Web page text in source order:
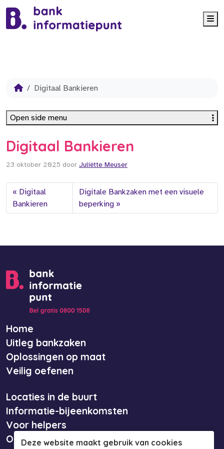
Digitaal Bankieren
Digitaal Bankieren
23 oktober 2025 door Juliëtte Meuser
Digitaal
Bankieren
Digitale Bankzaken met een visuele
beperking
Open side menu
Home
Uitleg bankzaken
Oplossingen op maat
Veilig oefenen
Locaties in de buurt
Informatie-bijeenkomsten
Voor helpers
Over ons
Deze website maakt gebruik van cookies